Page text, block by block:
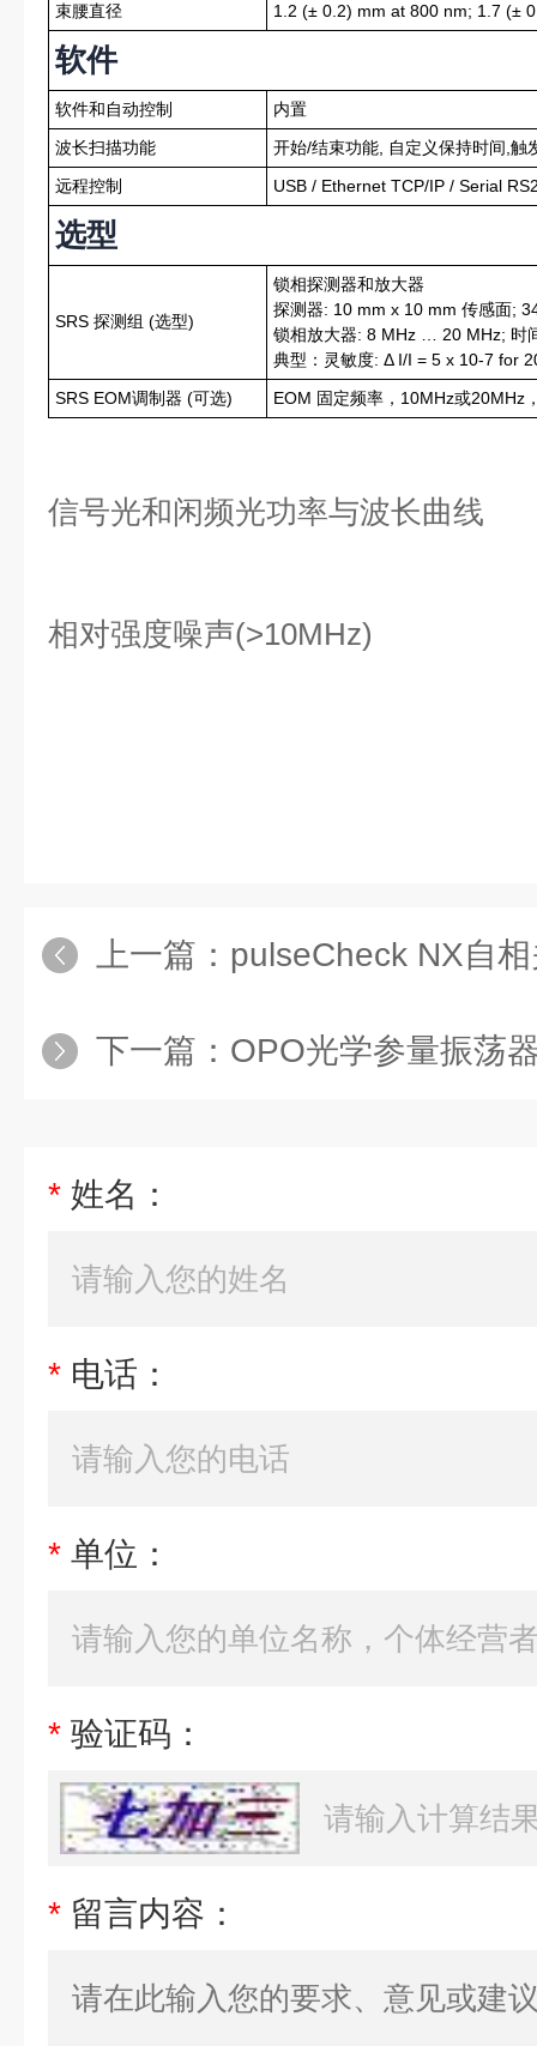
束腰直径
1.2 (± 0.2) mm at 800 nm; 1.7 (±
软件
软件和自动控制
内置
波长扫描功能
开始/结束功能, 自定义保持时间,触
远程控制
USB / Ethernet TCP/IP / Serial
选型
SRS 探测组 (选型)
锁相探测器和放大器
探测器: 10 mm x 10 mm 传感面;
锁相放大器: 8 MHz … 20 MHz; 时
典型：灵敏度: Δ I/I = 5 x 10-7 for
SRS EOM调制器 (可选)
EOM 固定频率，10MHz或20MHz
信号光和闲频光功率与波长曲线
相对强度噪声(>10MHz)
上一篇： pulseCheck NX自
下一篇： OPO光学参量振荡
* 姓名：
* 电话：
* 单位：
* 验证码：
* 留言内容：